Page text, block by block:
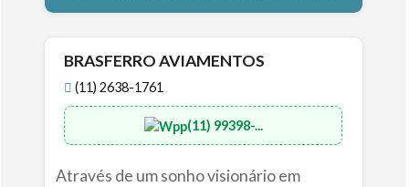
BRASFERRO AVIAMENTOS
(11) 2638-1761
(11) 99398-...
Através de um sonho visionário em